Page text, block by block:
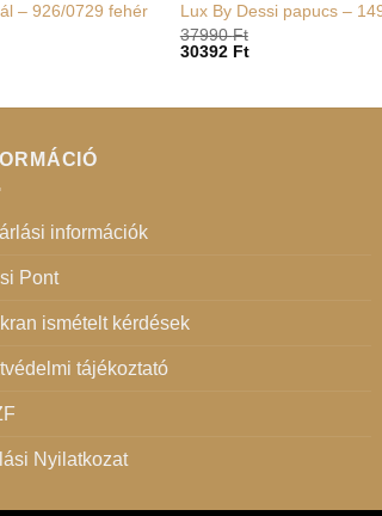
– 926/0729 fehér
Lux By Dessi papucs –
37990Ft
30392 Ft
információk
Pont
ismételt kérdések
tájékoztató
Nyilatkozat